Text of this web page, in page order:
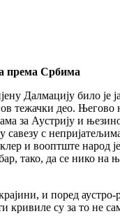
према Србима
Далмацију било је
тежачки део.
за Аустрију и
с
и вооптште народ
тако, да се нико на
и поред аустро-
кривиле су за то не